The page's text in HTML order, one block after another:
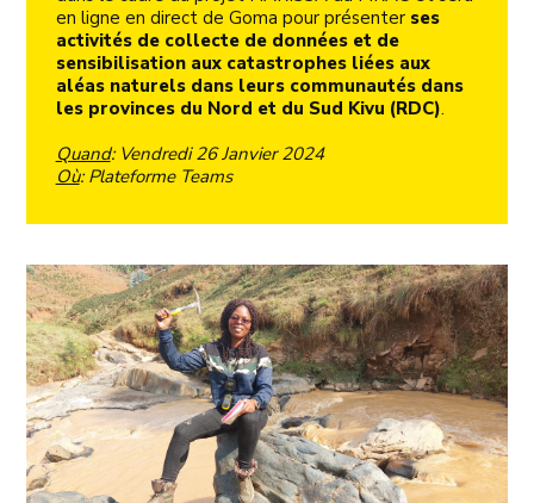
en ligne en direct de Goma pour présenter ses
activités de collecte de données et de
sensibilisation aux catastrophes liées aux
aléas naturels dans leurs communautés dans
les provinces du Nord et du Sud Kivu (RDC).
Quand: Vendredi 26 Janvier 2024
Où: Plateforme Teams